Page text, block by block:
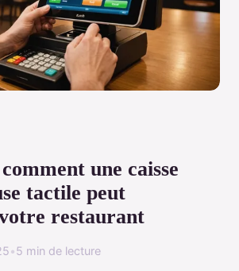
une caisse
tactile peut
restaurant
•5 min de lecture